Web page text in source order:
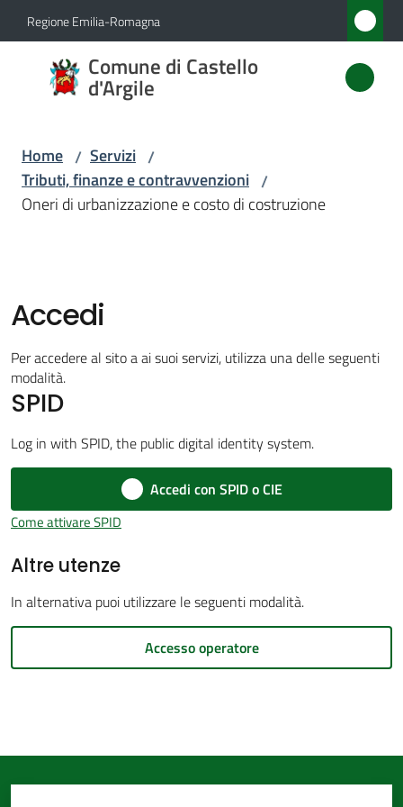
Vai al contenuto
Vai alla navigazione
Vai al footer
Regione Emilia-Romagna
Comune di Castello
d'Argile
Comune
di
Servizi
Menu selezionato
Vivere
Castello
Trasparente
argomenti...
Seguici
Home / Servizi /
Tributi, finanze e contravvenzioni /
Oneri di urbanizzazione e costo di costruzione
Accedi
Per accedere al sito a ai suoi servizi, utilizza una delle seguenti
modalità.
SPID
Log in with SPID, the public digital identity system.
Accedi con SPID o CIE
Come attivare SPID
Altre utenze
In alternativa puoi utilizzare le seguenti modalità.
Accesso operatore